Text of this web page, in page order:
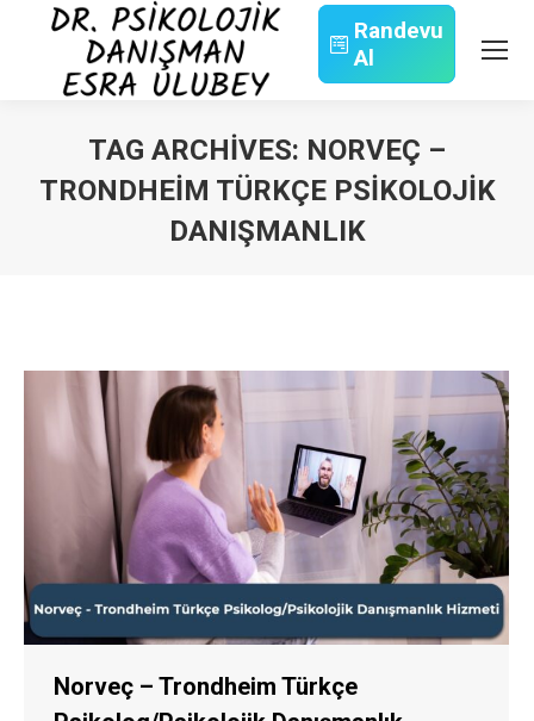
Randevu
Al
TAG ARCHIVES: NORVEÇ –
TRONDHEIM TÜRKÇE PSIKOLOJIK
DANIŞMANLIK
Norveç – Trondheim Türkçe